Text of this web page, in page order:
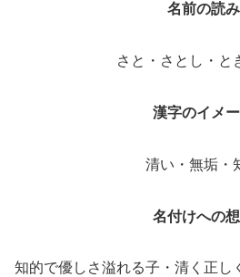
名前の読み
さと・さとし・と
漢字のイメ
清い・無垢・
名付けへの
知的で優しさ溢れる子・清く正し